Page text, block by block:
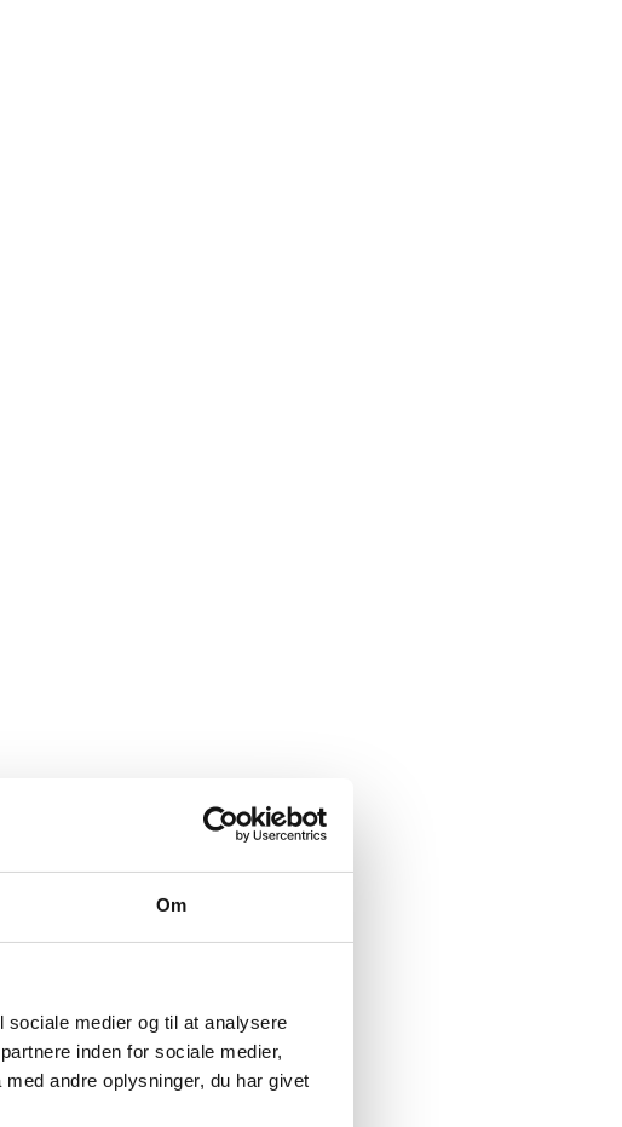
Om
medier og til at analysere
inden for sociale medier,
andre oplysninger, du har givet